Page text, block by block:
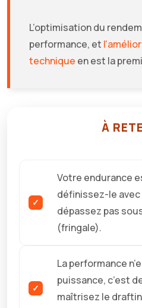
L’optimisation du
performance, et
technique en est la
À
Votre endurance
définissez-le avec
dépassez pas
(fringale).
La performance
puissance, c’est
maîtrisez le